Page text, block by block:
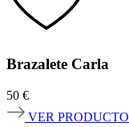
Brazalete Carla
50 €
VER PRODUCTO